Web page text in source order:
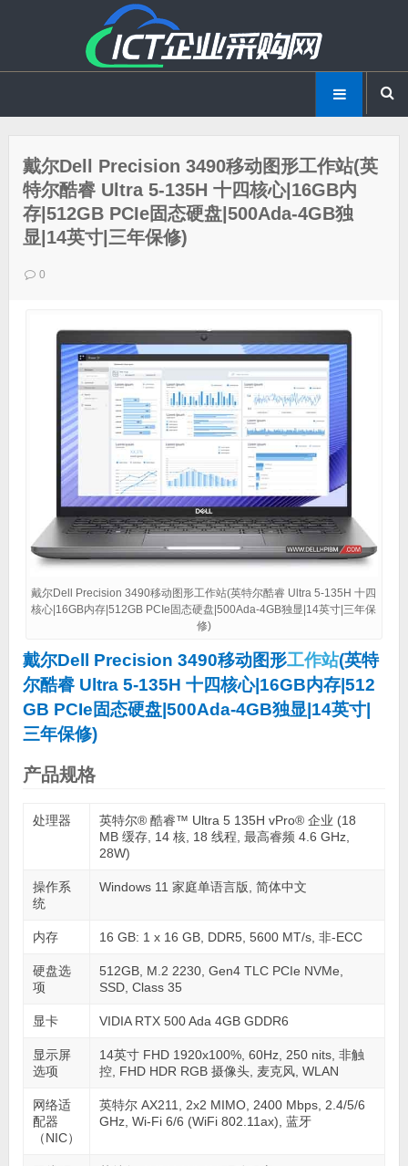
戴尔Dell Precision 3490移动图形工作站(英
特尔酷睿 Ultra 5-135H 十四核心|16GB内
存|512GB PCIe固态硬盘|500Ada-4GB独
显|14英寸|三年保修)
0
戴尔Dell Precision 3490移动图形工作站(英特尔酷睿 Ultra 5-135H 十四
核心|16GB内存|512GB PCIe固态硬盘|500Ada-4GB独显|14英寸|三年保
修)
戴尔Dell Precision 3490移动图形工作站(英特
尔酷睿 Ultra 5-135H 十四核心|16GB内存|512
GB PCIe固态硬盘|500Ada-4GB独显|14英寸|
三年保修)
产品规格
处理器
英特尔® 酷睿™ Ultra 5 135H vPro® 企业 (18
MB 缓存, 14 核, 18 线程, 最高睿频 4.6 GHz,
28W)
操作系
统
Windows 11 家庭单语言版, 简体中文
内存 16 GB: 1 x 16 GB, DDR5, 5600 MT/s, 非-ECC
硬盘选
项
512GB, M.2 2230, Gen4 TLC PCIe NVMe,
SSD, Class 35
显卡 VIDIA RTX 500 Ada 4GB GDDR6
显示屏
选项
14英寸 FHD 1920x100%, 60Hz, 250 nits, 非触
控, FHD HDR RGB 摄像头, 麦克风, WLAN
网络适
配器
（NIC）
英特尔 AX211, 2x2 MIMO, 2400 Mbps, 2.4/5/6
GHz, Wi-Fi 6/6 (WiFi 802.11ax), 蓝牙